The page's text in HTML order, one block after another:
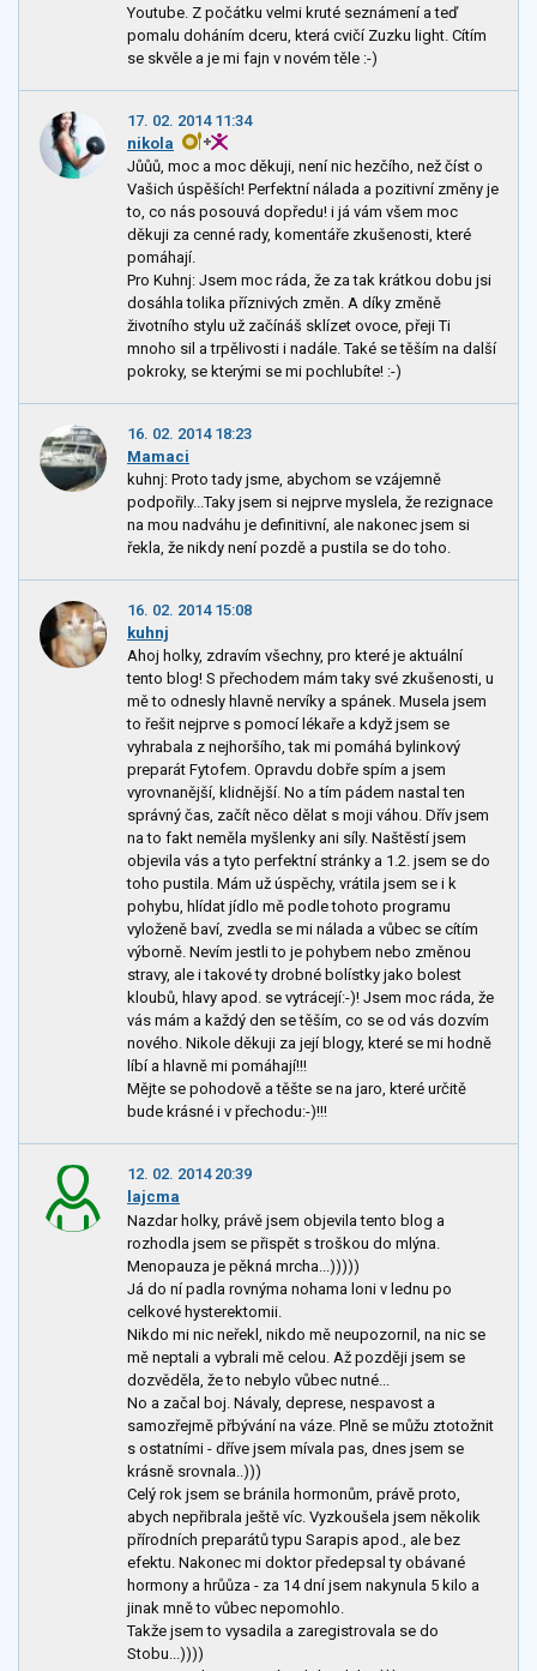
Youtube. Z počátku velmi kruté seznámení a teď
pomalu doháním dceru, která cvičí Zuzku light. Cítím
se skvěle a je mi fajn v novém těle :-)
17. 02. 2014 11:34
nikola
Jůůů, moc a moc děkuji, není nic hezčího, než číst o
Vašich úspěších! Perfektní nálada a pozitivní změny je
to, co nás posouvá dopředu! i já vám všem moc
děkuji za cenné rady, komentáře zkušenosti, které
pomáhají.
Pro Kuhnj: Jsem moc ráda, že za tak krátkou dobu jsi
dosáhla tolika příznivých změn. A díky změně
životního stylu už začínáš sklízet ovoce, přeji Ti
mnoho sil a trpělivosti i nadále. Také se těším na další
pokroky, se kterými se mi pochlubíte! :-)
16. 02. 2014 18:23
Mamaci
kuhnj: Proto tady jsme, abychom se vzájemně
podpořily...Taky jsem si nejprve myslela, že rezignace
na mou nadváhu je definitivní, ale nakonec jsem si
řekla, že nikdy není pozdě a pustila se do toho.
16. 02. 2014 15:08
kuhnj
Ahoj holky, zdravím všechny, pro které je aktuální
tento blog! S přechodem mám taky své zkušenosti, u
mě to odnesly hlavně nervíky a spánek. Musela jsem
to řešit nejprve s pomocí lékaře a když jsem se
vyhrabala z nejhoršího, tak mi pomáhá bylinkový
preparát Fytofem. Opravdu dobře spím a jsem
vyrovnanější, klidnější. No a tím pádem nastal ten
správný čas, začít něco dělat s moji váhou. Dřív jsem
na to fakt neměla myšlenky ani síly. Naštěstí jsem
objevila vás a tyto perfektní stránky a 1.2. jsem se do
toho pustila. Mám už úspěchy, vrátila jsem se i k
pohybu, hlídat jídlo mě podle tohoto programu
vyloženě baví, zvedla se mi nálada a vůbec se cítím
výborně. Nevím jestli to je pohybem nebo změnou
stravy, ale i takové ty drobné bolístky jako bolest
kloubů, hlavy apod. se vytrácejí:-)! Jsem moc ráda, že
vás mám a každý den se těším, co se od vás dozvím
nového. Nikole děkuji za její blogy, které se mi hodně
líbí a hlavně mi pomáhají!!!
Mějte se pohodově a těšte se na jaro, které určitě
bude krásné i v přechodu:-)!!!
12. 02. 2014 20:39
lajcma
Nazdar holky, právě jsem objevila tento blog a
rozhodla jsem se přispět s troškou do mlýna.
Menopauza je pěkná mrcha...)))))
Já do ní padla rovnýma nohama loni v lednu po
celkové hysterektomii.
Nikdo mi nic neřekl, nikdo mě neupozornil, na nic se
mě neptali a vybrali mě celou. Až později jsem se
dozvěděla, že to nebylo vůbec nutné...
No a začal boj. Návaly, deprese, nespavost a
samozřejmě přbývání na váze. Plně se můžu ztotožnit
s ostatními - dříve jsem mívala pas, dnes jsem se
krásně srovnala..)))
Celý rok jsem se bránila hormonům, právě proto,
abych nepřibrala ještě víc. Vyzkoušela jsem několik
přírodních preparátů typu Sarapis apod., ale bez
efektu. Nakonec mi doktor předepsal ty obávané
hormony a hrůůza - za 14 dní jsem nakynula 5 kilo a
jinak mně to vůbec nepomohlo.
Takže jsem to vysadila a zaregistrovala se do
Stobu...))))